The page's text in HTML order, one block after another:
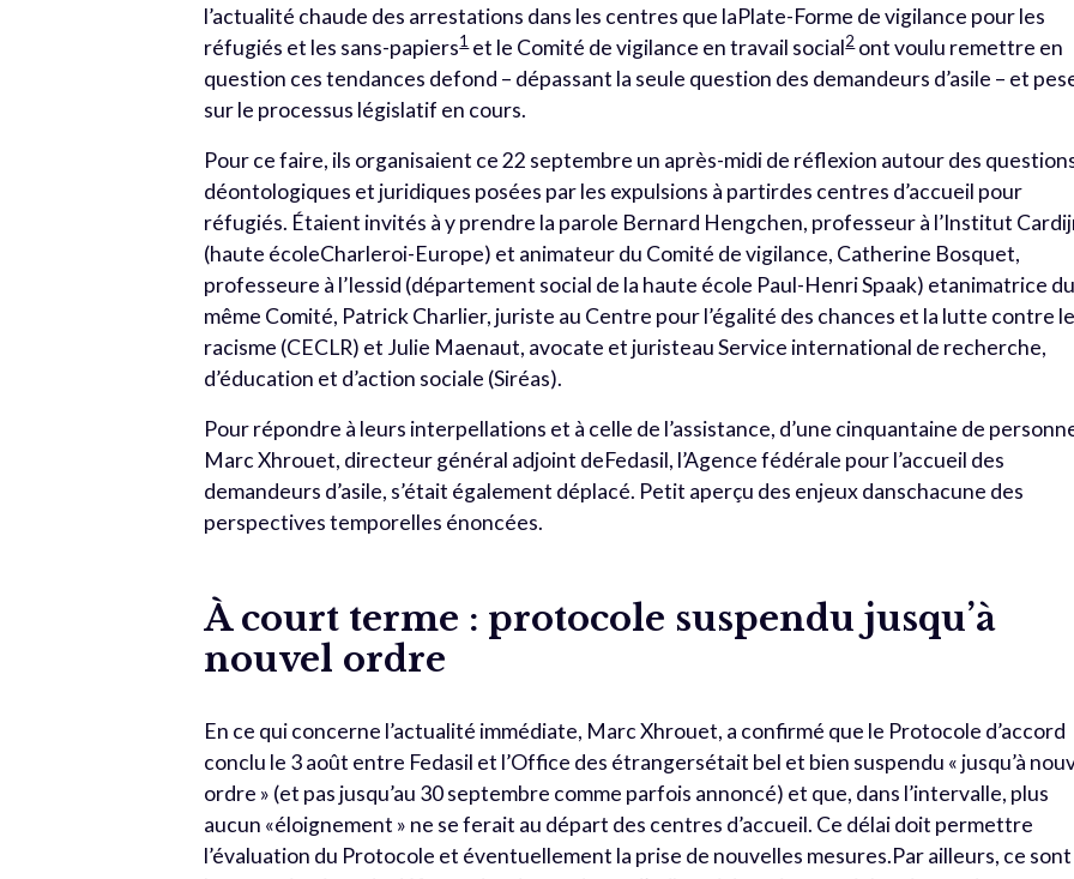
l’actualité chaude des arrestations dans les centres que laPlate-Forme de vigilance pour les
réfugiés et les sans-papiers1et le Comité de vigilance en travail social2ont voulu remettre en
question ces tendances defond – dépassant la seule question des demandeurs d’asile – et
sur le processus législatif en cours.
Pour ce faire, ils organisaient ce 22 septembre un après-midi de réflexion autour des
déontologiques et juridiques posées par les expulsions à partirdes centres d’accueil pour
réfugiés. Étaient invités à y prendre la parole Bernard Hengchen, professeur à l’Institut
(haute écoleCharleroi-Europe) et animateur du Comité de vigilance, Catherine Bosquet,
professeure à l’Iessid (département social de la haute école Paul-Henri Spaak) etanimatrice
même Comité, Patrick Charlier, juriste au Centre pour l’égalité des chances et la lutte contre
racisme (CECLR) et Julie Maenaut, avocate et juristeau Service international de recherche,
d’éducation et d’action sociale (Siréas).
Pour répondre à leurs interpellations et à celle de l’assistance, d’une cinquantaine de
Marc Xhrouet, directeur général adjoint deFedasil, l’Agence fédérale pour l’accueil des
demandeurs d’asile, s’était également déplacé. Petit aperçu des enjeux danschacune des
perspectives temporelles énoncées.
À court terme : protocole suspendu jusqu’à
nouvel ordre
En ce qui concerne l’actualité immédiate, Marc Xhrouet, a confirmé que le Protocole d’accord
conclu le 3 août entre Fedasil et l’Office des étrangersétait bel et bien suspendu « jusqu’à
ordre » (et pas jusqu’au 30 septembre comme parfois annoncé) et que, dans l’intervalle, plus
aucun «éloignement » ne se ferait au départ des centres d’accueil. Ce délai doit permettre
l’évaluation du Protocole et éventuellement la prise de nouvelles mesures.Par ailleurs, ce sont